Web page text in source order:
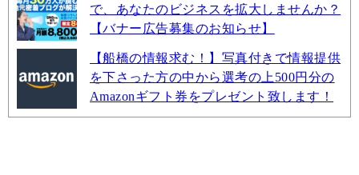
で、あなたのビジネスを拡大しませんか？
【バナー広告募集のお知らせ】
【船橋の情報求む！】写真付きで情報提供
を下さった方の中から選考の上500円分の
Amazonギフト券をプレゼント致します！